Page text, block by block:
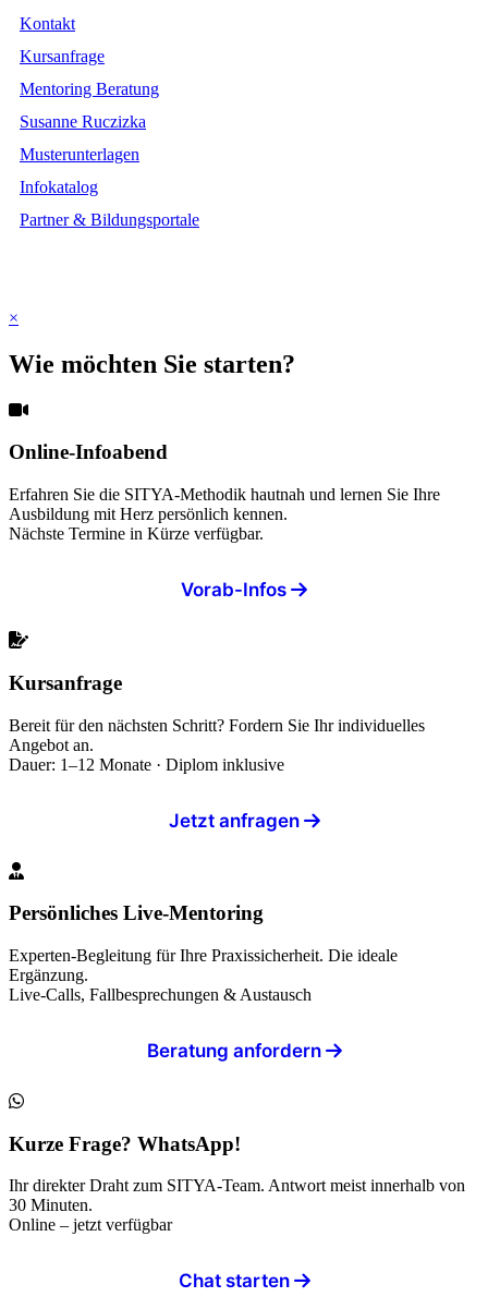
Kontakt
Kursanfrage
Mentoring Beratung
Susanne Ruczizka
Musterunterlagen
Infokatalog
Partner & Bildungsportale
×
Wie möchten Sie starten?
Online-Infoabend
Erfahren Sie die SITYA-Methodik hautnah und lernen Sie Ihre
Ausbildung mit Herz persönlich kennen.
Nächste Termine in Kürze verfügbar.
Vorab-Infos
Kursanfrage
Bereit für den nächsten Schritt? Fordern Sie Ihr individuelles
Angebot an.
Dauer: 1–12 Monate · Diplom inklusive
Jetzt anfragen
Persönliches Live-Mentoring
Experten-Begleitung für Ihre Praxissicherheit. Die ideale
Ergänzung.
Live-Calls, Fallbesprechungen & Austausch
Beratung anfordern
Kurze Frage? WhatsApp!
Ihr direkter Draht zum SITYA-Team. Antwort meist innerhalb von
30 Minuten.
Online – jetzt verfügbar
Chat starten